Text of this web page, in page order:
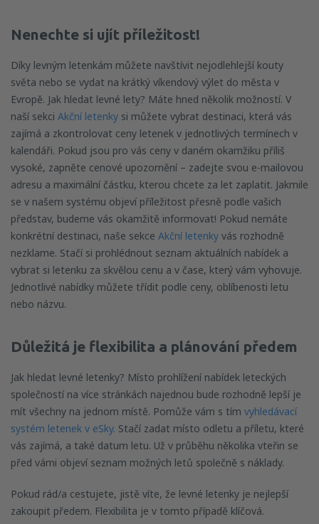
Nenechte si ujít příležitost!
Díky levným letenkám můžete navštívit nejodlehlejší kouty
světa nebo se vydat na krátký víkendový výlet do města v
Evropě. Jak hledat levné lety? Máte hned několik možností. V
naší sekci Akční letenky si můžete vybrat destinaci, která vás
zajímá a zkontrolovat ceny letenek v jednotlivých termínech v
kalendáři. Pokud jsou pro vás ceny v daném okamžiku příliš
vysoké, zapněte cenové upozornění – zadejte svou e-mailovou
adresu a maximální částku, kterou chcete za let zaplatit. Jakmile
se v našem systému objeví příležitost přesně podle vašich
představ, budeme vás okamžitě informovat! Pokud nemáte
konkrétní destinaci, naše sekce Akční letenky vás rozhodně
nezklame. Stačí si prohlédnout seznam aktuálních nabídek a
vybrat si letenku za skvělou cenu a v čase, který vám vyhovuje.
Jednotlivé nabídky můžete třídit podle ceny, oblíbenosti letu
nebo názvu.
Důležitá je flexibilita a plánování předem
Jak hledat levné letenky? Místo prohlížení nabídek leteckých
společností na více stránkách najednou bude rozhodně lepší je
mít všechny na jednom místě. Pomůže vám s tím vyhledávací
systém letenek v eSky. Stačí zadat místo odletu a příletu, které
vás zajímá, a také datum letu. Už v průběhu několika vteřin se
před vámi objeví seznam možných letů společně s náklady.
Pokud rád/a cestujete, jistě víte, že levné letenky je nejlepší
zakoupit předem. Flexibilita je v tomto případě klíčová.